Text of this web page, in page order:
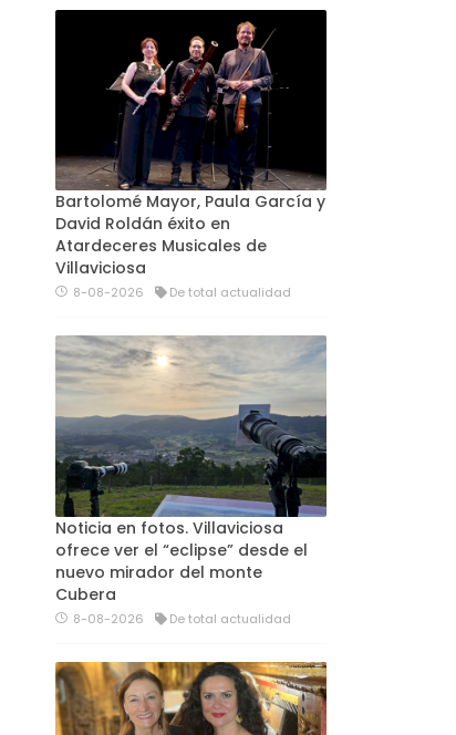
Bartolomé Mayor, Paula García y
David Roldán éxito en
Atardeceres Musicales de
Villaviciosa
8-08-2026 De total actualidad
Noticia en fotos. Villaviciosa
ofrece ver el “eclipse” desde el
nuevo mirador del monte
Cubera
8-08-2026 De total actualidad